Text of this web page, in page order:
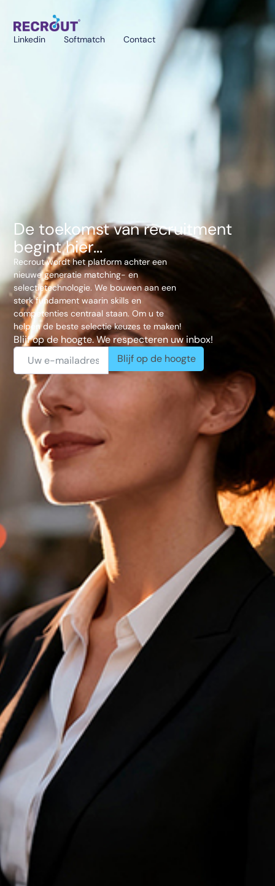
Linkedin Softmatch Contact
De toekomst van recruitment
begint hier...
Recrout wordt het platform achter een
nieuwe generatie matching- en
selectietechnologie. We bouwen aan een
sterk fundament waarin skills en
competenties centraal staan. Om u te
helpen de beste selectie keuzes te maken!
Blijf op de hoogte. We respecteren uw inbox!
Blijf op de hoogte